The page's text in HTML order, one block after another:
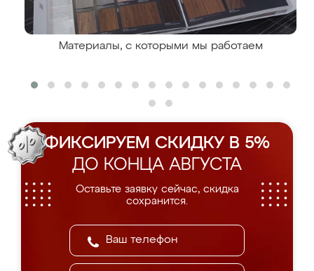
Материалы, с которыми мы работаем
ФИКСИРУЕМ СКИДКУ В 5%
ДО КОНЦА АВГУСТА
Оставьте заявку сейчас, скидка
сохранится.